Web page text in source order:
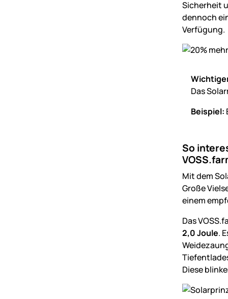
Sicherheit
dennoch
Verfügung.
Das
Beispiel:
So
Mit dem
Große
einem
Das
2,0 Joule.
Diese